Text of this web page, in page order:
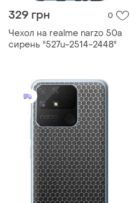
329 грн 0
Чехол на realme narzo 50a
сирень "527u-2514-2448"